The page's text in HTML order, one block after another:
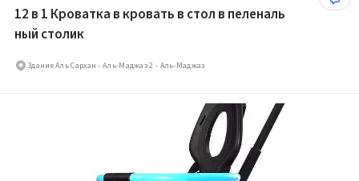
12 в 1 Кроватка в кровать в стол в пеленаль
ный столик
Здание Аль Сархан - Аль-Маджаз 2 - Аль-Маджаз